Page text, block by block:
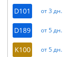
D101 от 3 дн.
D189 от 5 дн.
K100 от 5 дн.